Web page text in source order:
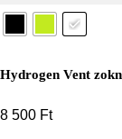
Hydrogen Vent
8 500 Ft